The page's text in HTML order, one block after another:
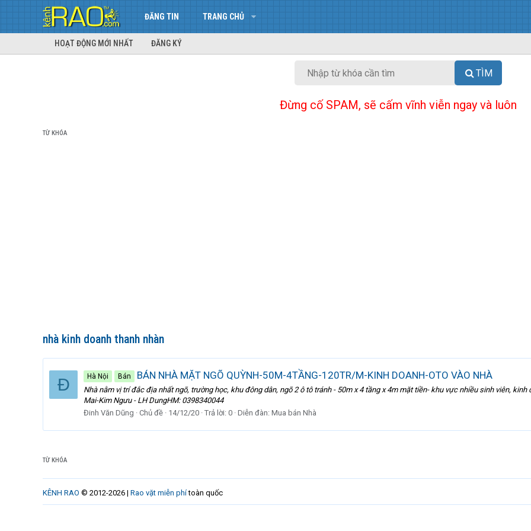
ĐĂNG TIN TRANG CHỦ
HOẠT ĐỘNG MỚI NHẤT ĐĂNG KÝ
TÌM
Đừng cố SPAM, sẽ cấm vĩnh viễn ngay và luôn
TỪ KHÓA
nhà kinh doanh thanh nhàn
Đ Hà Nội Bán BÁN NHÀ MẶT NGÕ QUỲNH-50M-4TẦNG-120TR/M-KINH DOANH-OTO VÀO NHÀ
Nhà nằm vị trí đắc địa nhất ngõ, trường học, khu đông dân, ngõ 2 ô tô tránh - 50m x 4 tầng x 4m mặt tiền- khu vực nhiều sinh viên,
Mai-Kim Ngưu - LH DungHM: 0398340044
Đinh Văn Dũng
Chủ đề 14/12/20 Trả lời: 0 Diễn đàn: Mua bán Nhà
TỪ KHÓA
KÊNH RAO © 2012-2026 | Rao vặt miễn phítoàn quốc